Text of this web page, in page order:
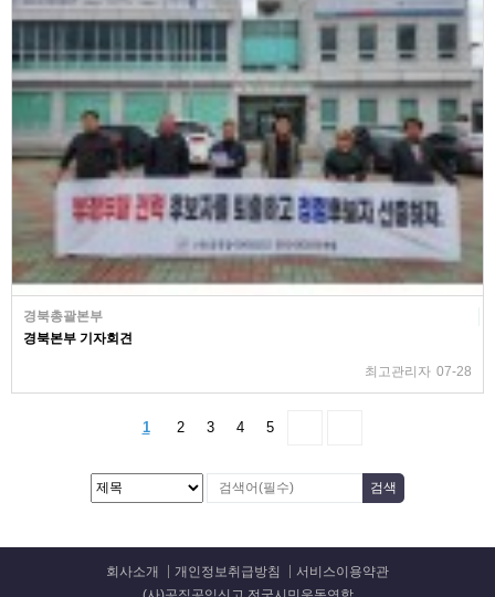
경북총괄본부
경북본부 기자회견
최고관리자 07-28
1 2 3 4 5
회사소개 개인정보취급방침
서비스이용약관